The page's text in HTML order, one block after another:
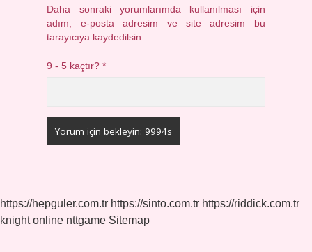
Daha sonraki yorumlarımda kullanılması için
adım, e-posta adresim ve site adresim bu
tarayıcıya kaydedilsin.
9 - 5 kaçtır?*
https://hepguler.com.tr https://sinto.com.tr https://riddick.com.tr
knight online nttgame Sitemap